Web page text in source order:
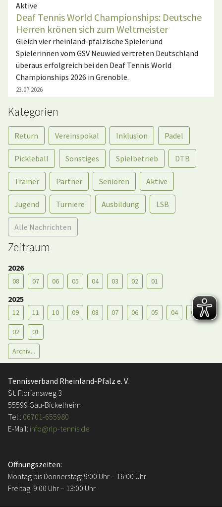
Aktive
Deaf Tennis World Championships: Deutsche
Herren krönen sich zum Weltmeister
Gleich vier rheinland-pfälzische Spieler und
Spielerinnen vom GSV Neuwied vertreten Deutschland
überaus erfolgreich bei den Deaf Tennis World
Championships 2026 in Grenoble.
23.07.2026
Kategorien
Return Vereinspokal Inklusion Padel
Pickleball Sonstiges Spielbetrieb DTB
Trainer Partner Senioren Aktive
Jugend Turniere Ausbildung LSB
Alle Nachrichten
Zeitraum
2026
08 07 06 05 04 03 02 01
2025
12 11 10 09 08 07 06 05 04 03
02 01
Archiv...
Tennisverband Rheinland-Pfalz e. V.
St. Floriansweg 3
55599 Gau-Bickelheim
Tel.: 06701-655980
E-Mail: info@rlp-tennis.de
Öffnungszeiten:
Montag bis Donnerstag: 9:00 Uhr – 16:00 Uhr
Freitag: 9:00 Uhr – 13:00 Uhr